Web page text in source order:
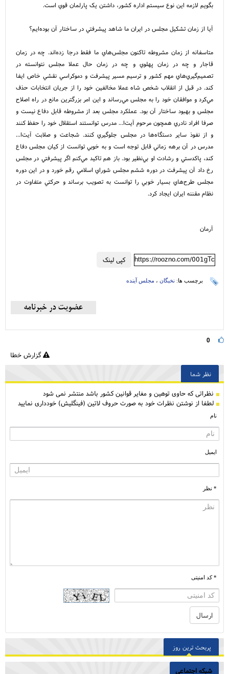
بگويم لازمه اين نوع سيستم اداره کشور، داشتن يک پارلمان قوي است.
آيا از زمان تشکيل مجلس در ايران ما شاهد پيشرفتي در ساختار آن بوده‌ايم؟
متاسفانه از زمان مشروطه تاکنون مجلس‌هاي ما فقط درجا زده‌اند. چه در زمان
قاجار و چه در زمان پهلوي و چه در زمان حال عملا مجلس نتوانسته در
تصميم‌گيري‌هاي مهم کشور و ترسيم مسير پيشرفت و دموکراسي نقشي خاص ايفا
کند. در قبل از انقلاب شخص شاه عملا مخالفين خود را از جريان انتخابات حذف
مي‌کرد و موافقان خود را به مجلس مي‌رساند و اين امر بزرگترين مانع در راه اصلاح
مجلس و بهبود ساختار آن بود. عملکرد مجلس بعد از مشروطه قابل دفاع نيست و
صرفا افراد نادري همچون مرحوم آيت‌ا... مدرس توانستند استقلال خود را حفظ کنند
و از نفوذ ساير دستگاه‌ها در مجلس جلوگيري کنند. شجاعت و صلابت آيت‌ا...
مدرس در آن برهه زماني قابل توجه است و به خوبي توانست از کيان مجلس دفاع
کند، پاکدستي و رشادت او بي‌نظير بود. باز هم تاکيد مي‌کنم اگر پيشرفتي در مجلس
رخ داد آن پيشرفت در دوره ششم مجلس شوراي اسلامي رقم خورد و در اين دوره
مجلس طرح‌هاي بسيار خوبي را توانست به تصويب برساند و حرکتي متفاوت در
نظام مقننه ايران ايجاد کرد.
آرمان
کپی لینک https://roozno.com/001gTc
برچسب ها: نخبگان ، مجلس آینده
0
گزارش خطا
نظر شما
نظراتی كه حاوی توهین و مغایر قوانین کشور باشد منتشر نمی شود
لطفا از نوشتن نظرات خود به صورت حروف لاتین (فینگلیش) خودداری نمایید
نام
ایمیل
* نظر
* کد امنیتی
پربحث ترین روز
شبکه اجتماعی